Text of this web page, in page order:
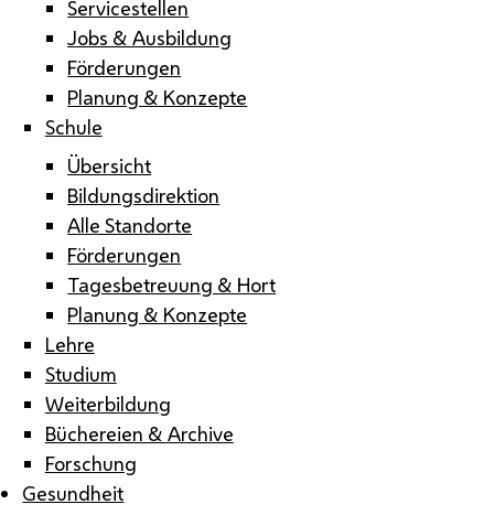
Servicestellen
Jobs & Ausbildung
Förderungen
Planung & Konzepte
Schule
Übersicht
Bildungsdirektion
Alle Standorte
Förderungen
Tagesbetreuung & Hort
Planung & Konzepte
Lehre
Studium
Weiterbildung
Büchereien & Archive
Forschung
Gesundheit